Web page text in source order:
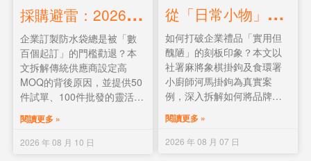
採
購避雷：2026企業防水袋訂製攻略｜如何避開「數百個起訂」的高門檻？
企業訂製防水袋總是被「數
百個起訂」的門檻勸退？本
文拆解傳統供應商設定高
MOQ的背後原因，並提供50
件試單、100件批發的靈活階
訂單打造專屬品牌贈品。
閱讀更多 »
2026 年 08 月 10 日
從
「日常小物」到「品牌大使」：如何設計一款讓人愛不釋手的客製掛鉤？
如何打破企業禮品「實用但
醜陋」的刻板印象？本文以
社署麻將象棋掛鉤及食環署
小廚師河馬掛鉤為真實案
例，深入拆解如何將品牌
Logo、吉祥物IP、標語及二
維碼巧妙融入掛鉤設計，打
造令人愛不釋手的品牌大
閱讀更多 »
2026 年 08 月 07 日